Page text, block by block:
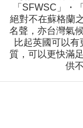
「SFWSC」・
絕對不在蘇格蘭
名聲，亦台灣氣
比起英國可以
質，可以更快滿
供